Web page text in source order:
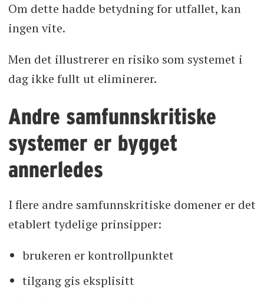
Om dette hadde betydning for utfallet, kan
ingen vite.
Men det illustrerer en risiko som systemet i
dag ikke fullt ut eliminerer.
Andre samfunnskritiske
systemer er bygget
annerledes
I flere andre samfunnskritiske domener er det
etablert tydelige prinsipper:
brukeren er kontrollpunktet
tilgang gis eksplisitt